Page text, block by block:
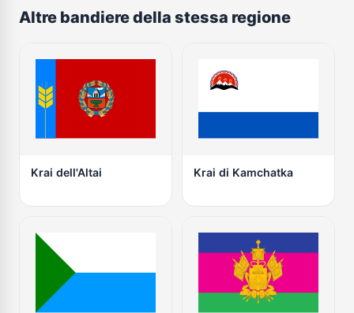
Altre bandiere della stessa regione
Krai dell'Altai Krai di Kamchatka